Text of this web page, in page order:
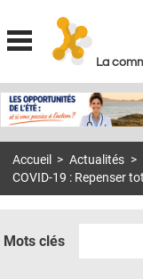
La
MON COMPTE
S'ABONNER À LA REVUE
DOSSIERS
Accueil > Actualités >
COVID-19 : Repenser
Mots clés